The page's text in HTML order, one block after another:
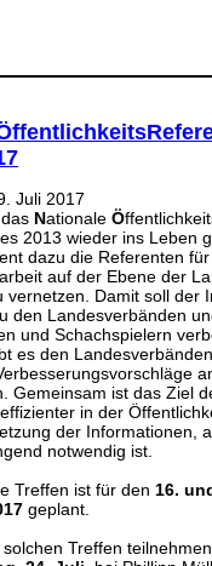
Juli 2017
NationaleÖ
2013 wieder ins Leben
dazu die Referenten für
auf der Ebene der
vernetzen. Damit soll der
den Landesverbänden
und Schachspielern
es den
Gemeinsam ist das Ziel
in der
der Informationen,
notwendig ist.
Treffen ist für den 16.
geplant.
Treffen